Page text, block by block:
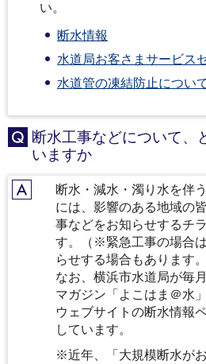
い。
断水情報
水道局お客さまサービス
水道管の凍結防止につい
Q
断水工事などについて、
いますか
A
断水・減水・濁り水を伴
には、影響のある地域の
事などをお知らせするチ
す。（※緊急工事の場合
らせする場合もあります。
なお、横浜市水道局が毎
マガジン「よこはま＠水
ウェブサイトの断水情報
しています。
※近年、「大規模断水が